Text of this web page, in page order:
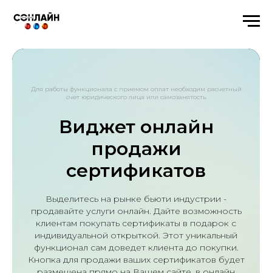
Для работы функционала с приемом оплат необходим расчетный
счет юридического лица или самозанятость
Виджет онлайн
продажи
сертификатов
Выделитесь на рынке бьюти индустрии -
продавайте услуги онлайн. Дайте возможность
клиентам покупать сертификаты в подарок с
индивидуальной открыткой. Этот уникальный
функционал сам доведет клиента до покупки.
Кнопка для продажи ваших сертификатов будет